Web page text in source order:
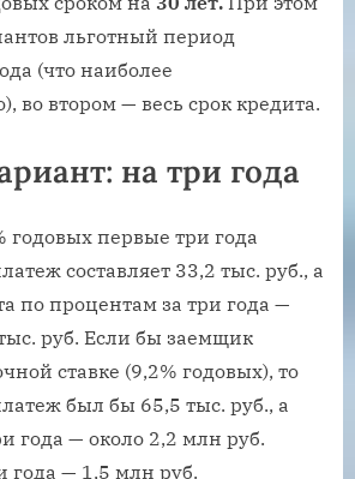
льготный период
(что наиболее
во втором — весь срок кредита.
на три года
годовых первые три года
составляет 33,2 тыс. руб., а
по процентам за три года —
руб. Если бы заемщик
ставке (9,2% годовых), то
был бы 65,5 тыс. руб., а
года — около 2,2 млн руб.
года — 1,5 млн руб.